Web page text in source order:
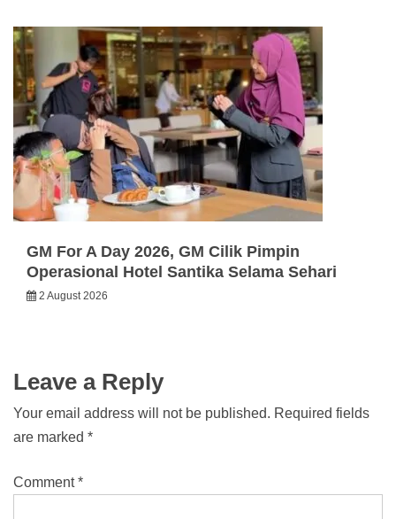
GM For A Day 2026, GM Cilik Pimpin
Operasional Hotel Santika Selama Sehari
2 August 2026
Leave a Reply
Your email address will not be published. Required fields
are marked *
Comment*